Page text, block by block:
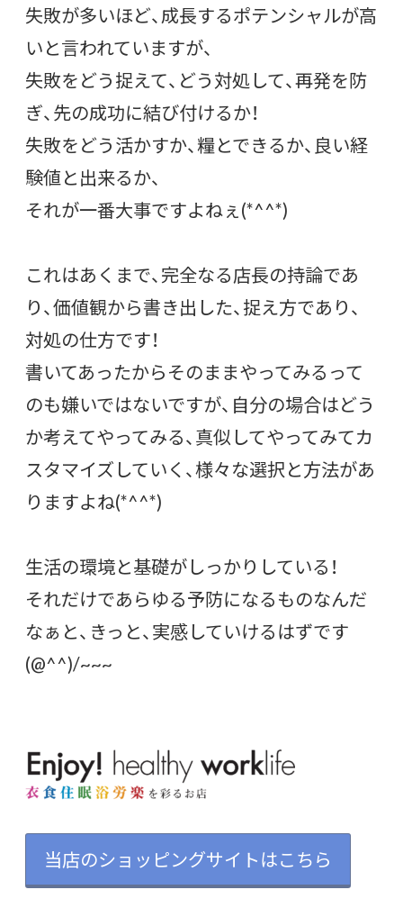
失敗が多いほど、成長するポテンシャルが高
いと言われていますが、
失敗をどう捉えて、どう対処して、再発を防
ぎ、先の成功に結び付けるか！
失敗をどう活かすか、糧とできるか、良い経
験値と出来るか、
それが一番大事ですよねぇ(*^^*)
これはあくまで、完全なる店長の持論であ
り、価値観から書き出した、捉え方であり、
対処の仕方です！
書いてあったからそのままやってみるって
のも嫌いではないですが、自分の場合はどう
か考えてやってみる、真似してやってみてカ
スタマイズしていく、様々な選択と方法があ
りますよね(*^^*)
生活の環境と基礎がしっかりしている！
それだけであらゆる予防になるものなんだ
なぁと、きっと、実感していけるはずです
(@^^)/~~~
当店のショッピングサイトはこちら